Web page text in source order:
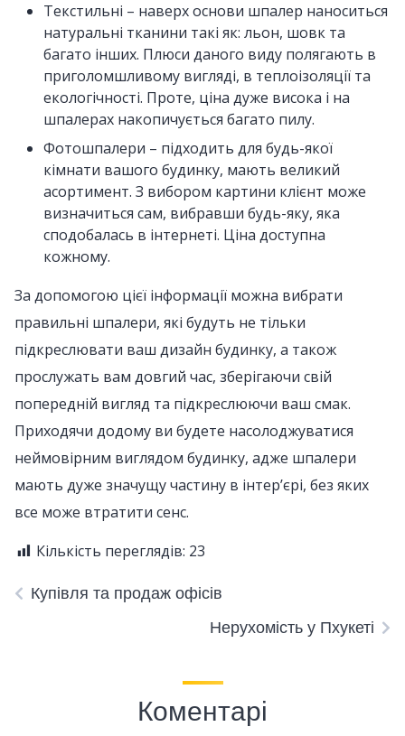
Текстильні – наверх основи шпалер наноситься
натуральні тканини такі як: льон, шовк та
багато інших. Плюси даного виду полягають в
приголомшливому вигляді, в теплоізоляції та
екологічності. Проте, ціна дуже висока і на
шпалерах накопичується багато пилу.
Фотошпалери – підходить для будь-якої
кімнати вашого будинку, мають великий
асортимент. З вибором картини клієнт може
визначиться сам, вибравши будь-яку, яка
сподобалась в інтернеті. Ціна доступна
кожному.
За допомогою цієї інформації можна вибрати
правильні шпалери, які будуть не тільки
підкреслювати ваш дизайн будинку, а також
прослужать вам довгий час, зберігаючи свій
попередній вигляд та підкреслюючи ваш смак.
Приходячи додому ви будете насолоджуватися
неймовірним виглядом будинку, адже шпалери
мають дуже значущу частину в інтер’єрі, без яких
все може втратити сенс.
Кількість переглядів: 23
Купівля та продаж офісів
Нерухомість у Пхукеті
Коментарі